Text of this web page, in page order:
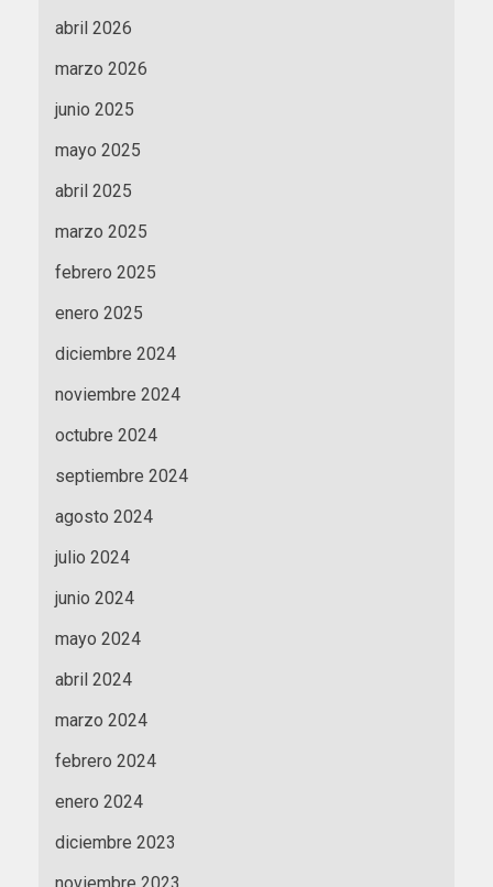
abril 2026
marzo 2026
junio 2025
mayo 2025
abril 2025
marzo 2025
febrero 2025
enero 2025
diciembre 2024
noviembre 2024
octubre 2024
septiembre 2024
agosto 2024
julio 2024
junio 2024
mayo 2024
abril 2024
marzo 2024
febrero 2024
enero 2024
diciembre 2023